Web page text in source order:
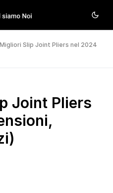
Slip Joint Pliers nel 2024
Joint Pliers